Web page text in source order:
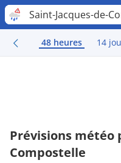
Saint-Jacques-de-
48 heures 14
Prévisions météo
Compostelle